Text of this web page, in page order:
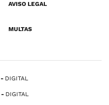
AVISO LEGAL
MULTAS
DIGITAL
DIGITAL